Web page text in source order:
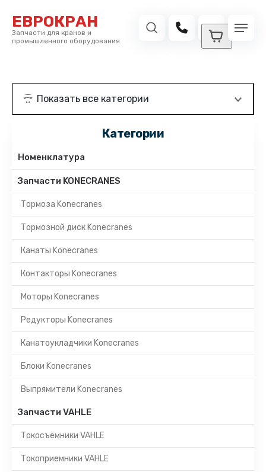
ЕВРОКРАН
Запчасти для кранов и
промышленного оборудования
Категории
Номенклатура
Запчасти KONECRANES
Тормоза Konecranes
Тормозной диск Konecranes
Канаты Konecranes
Контакторы Konecranes
Моторы Konecranes
Редукторы Konecranes
Канатоукладчики Konecranes
Блоки Konecranes
Выпрямители Konecranes
Запчасти VAHLE
Токосъёмники VAHLE
Токоприемники VAHLE